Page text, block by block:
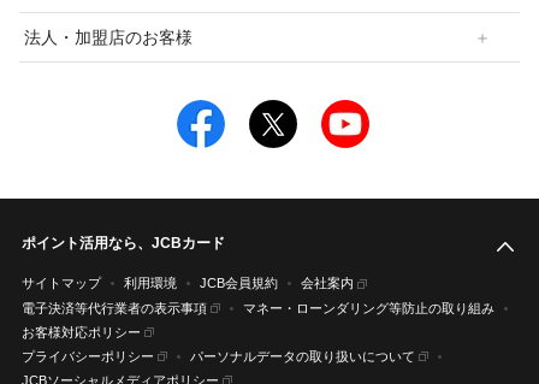
法人・加盟店のお客様
ポイント活用なら、JCBカード
サイトマップ 利用環境 JCB会員規約
会社案内
電子決済等代行業者の表示事項
マネー・ローンダリング等防止の取り組み
お客様対応ポリシー
プライバシーポリシー
パーソナルデータの取り扱いについて
JCBソーシャルメディアポリシー